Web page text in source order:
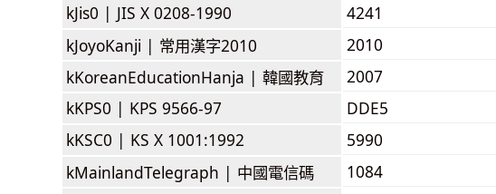
kJis0 | JIS X 0208-1990
4241
kJoyoKanji | 常用漢字2010
2010
kKoreanEducationHanja | 韓國教育
2007
kKPS0 | KPS 9566-97
DDE5
kKSC0 | KS X 1001:1992
5990
kMainlandTelegraph | 中國電信碼
1084